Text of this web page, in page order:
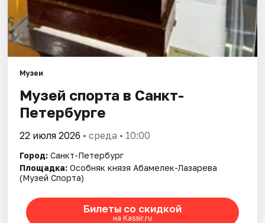
Музеи
Музей спорта в Санкт-
Петербурге
22 июля 2026 • среда • 10:00
Город: Санкт-Петербург
Площадка: Особняк князя Абамелек-Лазарева
(Музей Спорта)
Билеты со скидкой
на Kassir.ru